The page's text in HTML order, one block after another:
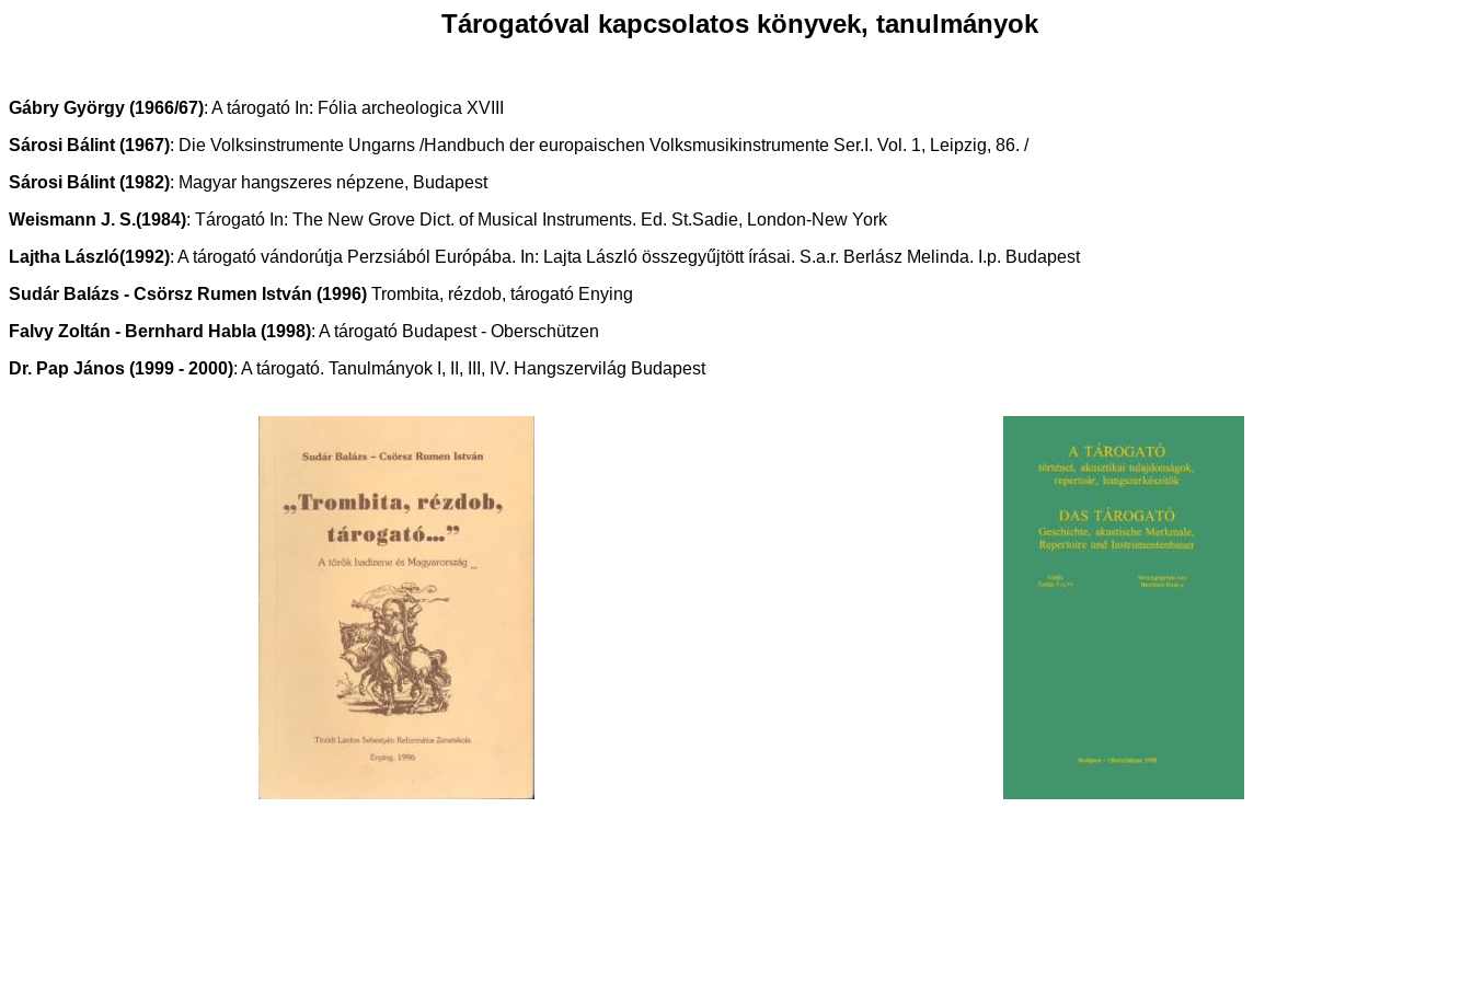
Tárogatóval kapcsolatos könyvek, tanulmányok
Gábry György (1966/67): A tárogató In: Fólia archeologica XVIII
Sárosi Bálint (1967): Die Volksinstrumente Ungarns /Handbuch der europaischen Volksmusikinstrumente Ser.I. Vol. 1, Leipzig, 86. /
Sárosi Bálint (1982): Magyar hangszeres népzene, Budapest
Weismann J. S.(1984): Tárogató In: The New Grove Dict. of Musical Instruments. Ed. St.Sadie, London-New York
Lajtha László(1992): A tárogató vándorútja Perzsiából Európába. In: Lajta László összegyűjtött írásai. S.a.r. Berlász Melinda. I.p. Budapest
Sudár Balázs - Csörsz Rumen István (1996) Trombita, rézdob, tárogató Enying
Falvy Zoltán - Bernhard Habla (1998): A tárogató Budapest - Oberschützen
Dr. Pap János (1999 - 2000): A tárogató. Tanulmányok I, II, III, IV. Hangszervilág Budapest